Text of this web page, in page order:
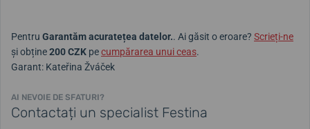
Pentru Garantăm acuratețea datelor.. Ai găsit o eroare? Scrieți-ne
și obține200 CZK pecumpărarea unui ceas.
Garant: Kateřina Žváček
AI NEVOIE DE SFATURI?
Contactați un specialist Festina